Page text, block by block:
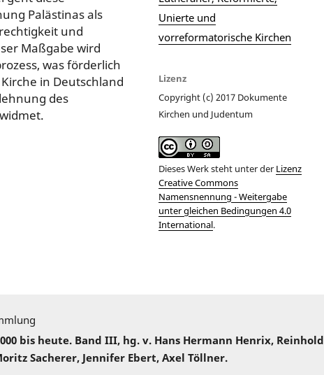
Palästinas als
und
Maßgabe wird
was förderlich
in Deutschland
des
Unierte und
vorreformatorische Kirchen
Lizenz
Copyright (c) 2017 Dokumente
Kirchen und Judentum
Dieses Werk steht unter der Lizenz
Creative Commons
Namensnennung - Weitergabe
unter gleichen Bedingungen 4.0
International.
bis heute. Band III, hg. v. Hans Hermann Henrix, Reinhold
Sacherer, Jennifer Ebert, Axel Töllner.